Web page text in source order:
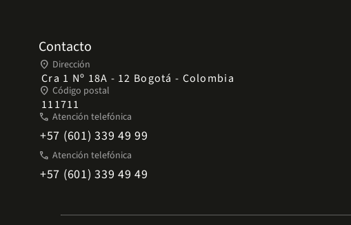
Contacto
place Dirección
Cra 1 Nº 18A - 12 Bogotá - Colombia
place Código postal
111711
phone Atención telefónica
+57 (601) 339 49 99
phone Atención telefónica
+57 (601) 339 49 49